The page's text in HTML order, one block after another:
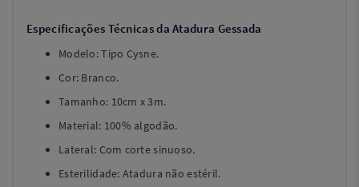
Especificações Técnicas da Atadura Gessada
Modelo: Tipo Cysne.
Cor: Branco.
Tamanho: 10cm x 3m.
Material: 100% algodão.
Lateral: Com corte sinuoso.
Esterilidade: Atadura não estéril.